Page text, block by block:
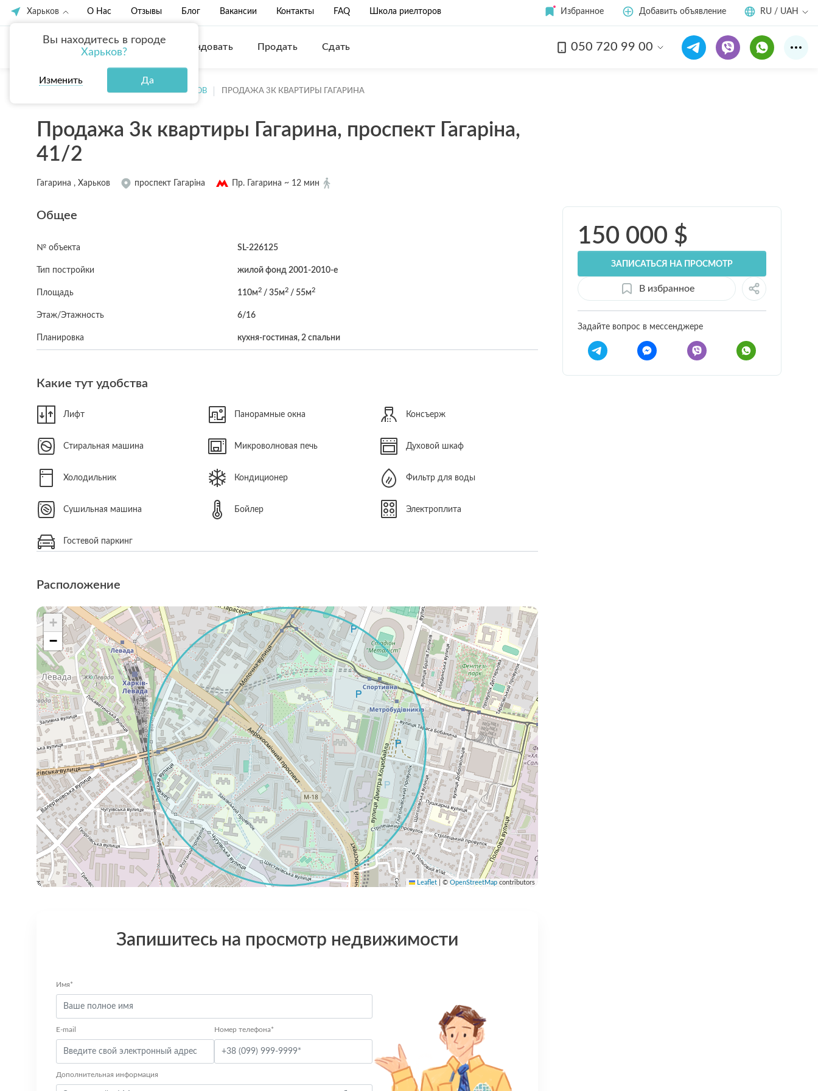
Харьков
Вы находитесь в городе
Харьков?
Изменить Да
О Нас Отзывы Блог Вакансии Контакты FAQ Школа риелторов Избранное Добавить объявление RU / UAH
Купить Арендовать Продать Сдать 050 720 99 00Смотреть все9 фото
ПРОДАЖА КВАРТИР ХАРЬКОВ ПРОДАЖА 3К КВАРТИРЫ ГАГАРИНА
Продажа 3к квартиры Гагарина, проспект Гагаріна,
41/2
Гагарина , Харьков проспект Гагаріна Пр. Гагарина ~ 12 мин
Общее
№ объекта SL-226125
Тип постройки жилой фонд 2001-2010-е
Площадь 110м2/ 35м2/ 55м2
Этаж/Этажность 6/16
Планировка кухня-гостиная, 2 спальни
Какие тут удобства
Лифт Панорамные окна Консъерж
Стиральная машина Микроволновая печь Духовой шкаф
Холодильник Кондиционер Фильтр для воды
Сушильная машина Бойлер Электроплита
Гостевой паркинг
Расположение
+
−
Leaflet © OpenStreetMap contributors
Запишитесь на просмотр недвижимости
Имя*
E-mail Номер телефона*
Дополнительная информация
150 000 $
ЗАПИСАТЬСЯ НА ПРОСМОТР
В избранное
Задайте вопрос в мессенджере